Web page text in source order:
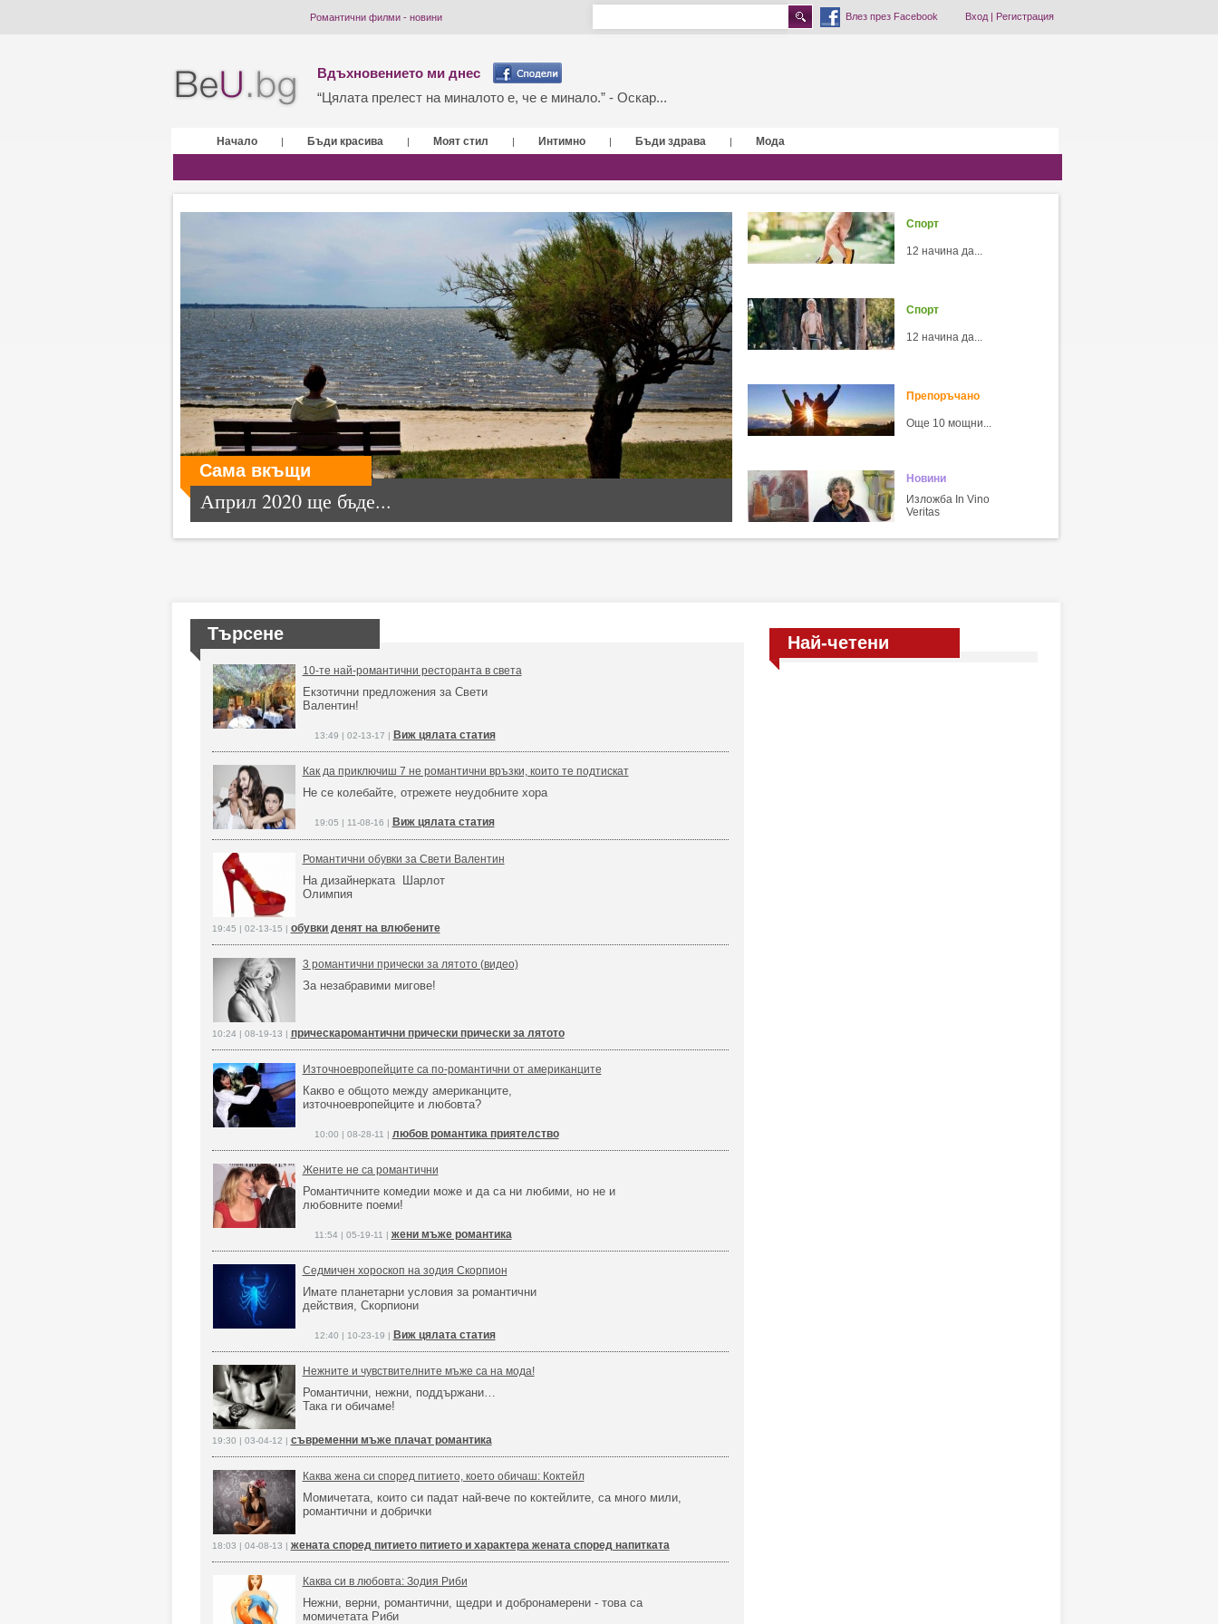
Романтични филми - новини Влез през Facebook Вход| Регистрация
Вдъхновението ми днес
“Цялата прелест на миналото е, че е минало.” - Оскар...
Начало | Бъди красива | Моят стил | Интимно | Бъди здрава | Мода
Сама вкъщи
Април 2020 ще бъде...
Спорт
12 начина да...
Спорт
12 начина да...
Препоръчано
Още 10 мощни...
Новини
Изложба In Vino
Veritas
Търсене
10-те най-романтични ресторанта в света
Екзотични предложения за Свети
Валентин!
13:49 | 02-13-17 | Виж цялата статия
Как да приключиш 7 не романтични връзки, които те подтискат
Не се колебайте, отрежете неудобните хора
19:05 | 11-08-16 | Виж цялата статия
Романтични обувки за Свети Валентин
На дизайнерката Шарлот
Олимпия
19:45 | 02-13-15 | обувки денят на влюбените
3 романтични прически за лятото (видео)
За незабравими мигове!
10:24 | 08-19-13 | прическаромантични прически прически за лятото
Източноевропейците са по-романтични от американците
Какво е общото между американците,
източноевропейците и любовта?
10:00 | 08-28-11 | любов романтика приятелство
Жените не са романтични
Романтичните комедии може и да са ни любими, но не и
любовните поеми!
11:54 | 05-19-11 | жени мъже романтика
Седмичен хороскоп на зодия Скорпион
Имате планетарни условия за романтични
действия, Скорпиони
12:40 | 10-23-19 | Виж цялата статия
Нежните и чувствителните мъже са на мода!
Романтични, нежни, поддържани…
Така ги обичаме!
19:30 | 03-04-12 | съвременни мъже плачат романтика
Каква жена си според питието, което обичаш: Коктейл
Момичетата, които си падат най-вече по коктейлите, са много мили,
романтични и добрички
18:03 | 04-08-13 | жената според питието питието и характера жената според напитката
Каква си в любовта: Зодия Риби
Нежни, верни, романтични, щедри и добронамерени - това са
момичетата Риби
Най-четени